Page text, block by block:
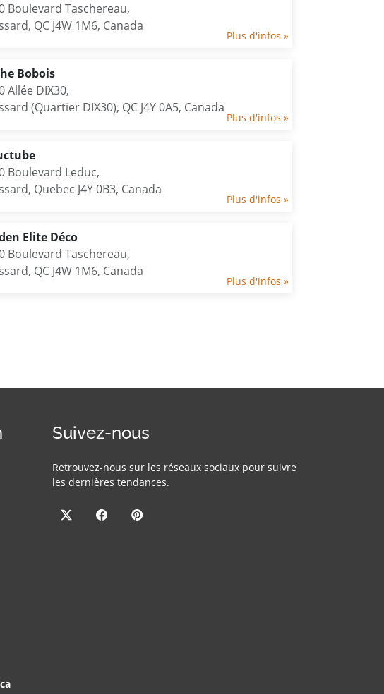
Boulevard Taschereau,
QC J4W 1M6, Canada
Plus d'infos »
Bobois
Allée DIX30,
(Quartier DIX30), QC J4Y 0A5, Canada
Plus d'infos »
Boulevard Leduc,
Quebec J4Y 0B3, Canada
Plus d'infos »
Elite Déco
Boulevard Taschereau,
QC J4W 1M6, Canada
Plus d'infos »
Suivez-nous
Retrouvez-nous sur les réseaux sociaux pour suivre
les dernières tendances.